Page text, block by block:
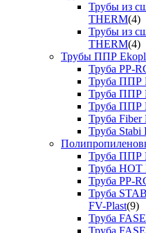
Трубы из
THERM(4)
Трубы из
THERM(4)
Трубы ППР
Труба PP-
Труба ППР
Труба ППР
Труба ППР
Труба Fiber
Труба Stabi
Труба ППР
Труба HOT
Труба PP-
Труба
FV-Plast(9)
Труба
Труба